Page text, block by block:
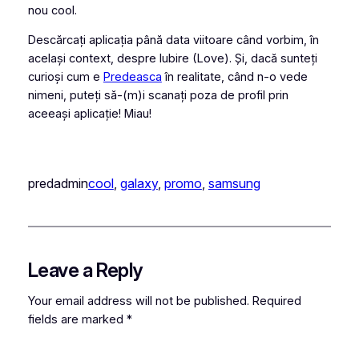
nou cool.
Descărcați aplicația până data viitoare când vorbim, în
același context, despre Iubire (Love). Și, dacă sunteți
curioși cum e Predeasca în realitate, când n-o vede
nimeni, puteți să-(m)i scanați poza de profil prin
aceeași aplicație! Miau!
predadmincool, galaxy, promo samsung
Leave a Reply
Your email address will not be published. Required
fields are marked *